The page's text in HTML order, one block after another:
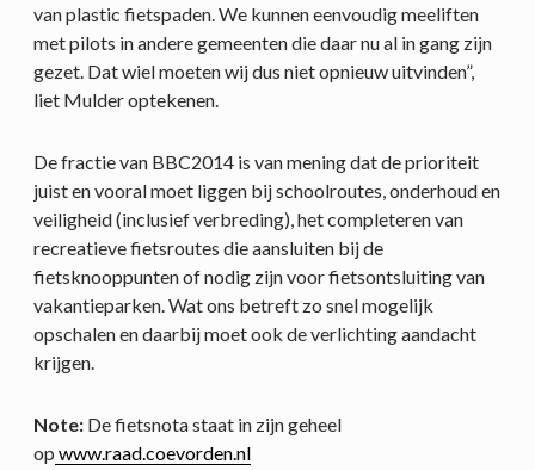
van plastic fietspaden. We kunnen eenvoudig meeliften
met pilots in andere gemeenten die daar nu al in gang zijn
gezet. Dat wiel moeten wij dus niet opnieuw uitvinden”,
liet Mulder optekenen.
De fractie van BBC2014 is van mening dat de prioriteit
juist en vooral moet liggen bij schoolroutes, onderhoud en
veiligheid (inclusief verbreding), het completeren van
recreatieve fietsroutes die aansluiten bij de
fietsknooppunten of nodig zijn voor fietsontsluiting van
vakantieparken. Wat ons betreft zo snel mogelijk
opschalen en daarbij moet ook de verlichting aandacht
krijgen.
Note: De fietsnota staat in zijn geheel
op www.raad.coevorden.nl